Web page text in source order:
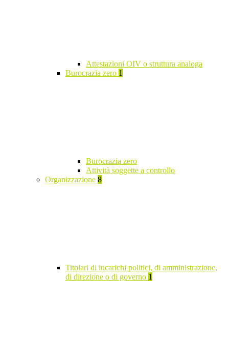
Attestazioni OIV o struttura analoga
Burocrazia zero 1
Burocrazia zero
Attività soggette a controllo
Organizzazione 8
Titolari di incarichi politici, di amministrazione,
di direzione o di governo 1